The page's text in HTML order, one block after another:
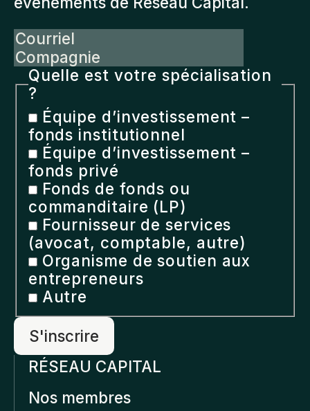
Courriel
Compagnie
Quelle est votre spécialisation
?
Équipe d’investissement –
fonds institutionnel
Équipe d’investissement –
fonds privé
Fonds de fonds ou
commanditaire (LP)
Fournisseur de services
(avocat, comptable, autre)
Organisme de soutien aux
entrepreneurs
Autre
RÉSEAU CAPITAL
Nos membres